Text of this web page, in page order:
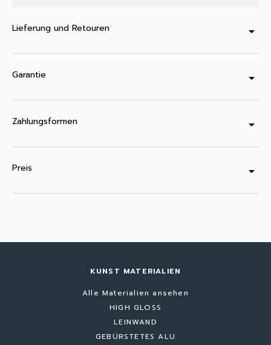
Lieferung und Retouren arrow_drop_down
Garantie arrow_drop_down
Zahlungsformen arrow_drop_down
Preis arrow_drop_down
KUNST MATERIALIEN
Alle Materialien ansehen
HIGH GLOSS
LEINWAND
GEBÜRSTETES ALU